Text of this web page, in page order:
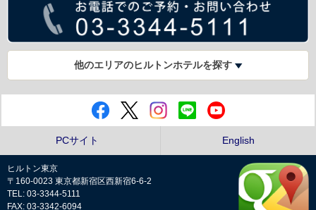
他のエリアのヒルトンホテルを探す
PCサイト English
ヒルトン東京
〒160-0023 東京都新宿区西新宿6-6-2
TEL: 03-3344-5111
FAX: 03-3342-6094